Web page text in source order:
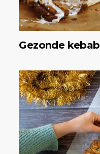
Gezonde kebab